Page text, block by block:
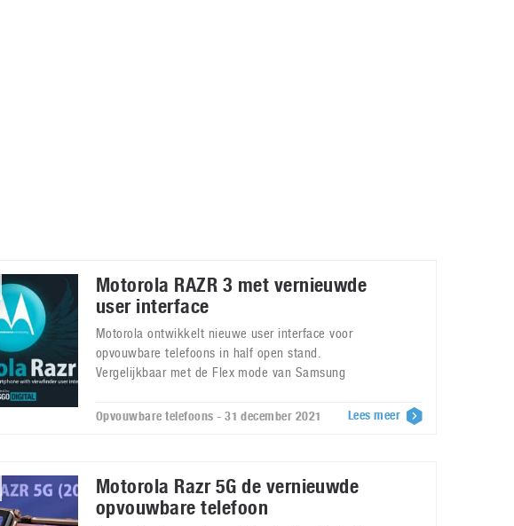
Motorola RAZR 3 met vernieuwde
user interface
Motorola ontwikkelt nieuwe user interface voor
opvouwbare telefoons in half open stand.
Vergelijkbaar met de Flex mode van Samsung
Opvouwbare telefoons - 31 december 2021 Lees meer
Motorola Razr 5G de vernieuwde
opvouwbare telefoon